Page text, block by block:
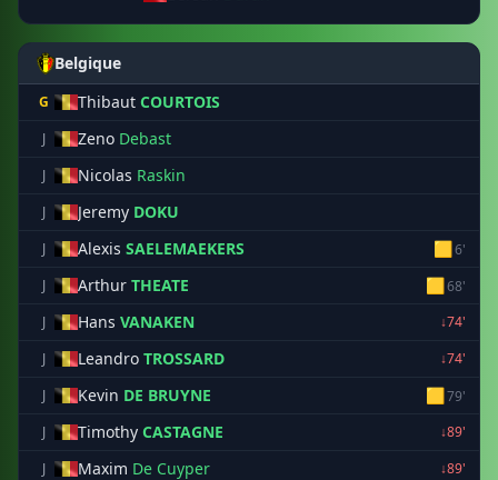
Belgique
G Thibaut COURTOIS
J Zeno Debast
J Nicolas Raskin
J Jeremy DOKU
J Alexis SAELEMAEKERS 🟨6'
J
Arthur THEATE 🟨68'
J
Hans VANAKEN
↓74'
J
Leandro TROSSARD
↓74'
J
Kevin DE BRUYNE 🟨79'
J
Timothy CASTAGNE
↓89'
J
Maxim De Cuyper ↓89'